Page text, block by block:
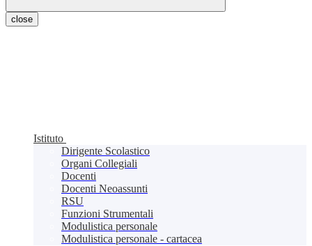
close
Istituto
Dirigente Scolastico
Organi Collegiali
Docenti
Docenti Neoassunti
RSU
Funzioni Strumentali
Modulistica personale
Modulistica personale - cartacea